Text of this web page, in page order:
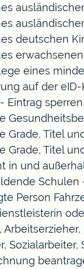
deutschen
eines
auf der
Eintrag
Grade, Titel
Grade, Titel
in und
Schulen
Person